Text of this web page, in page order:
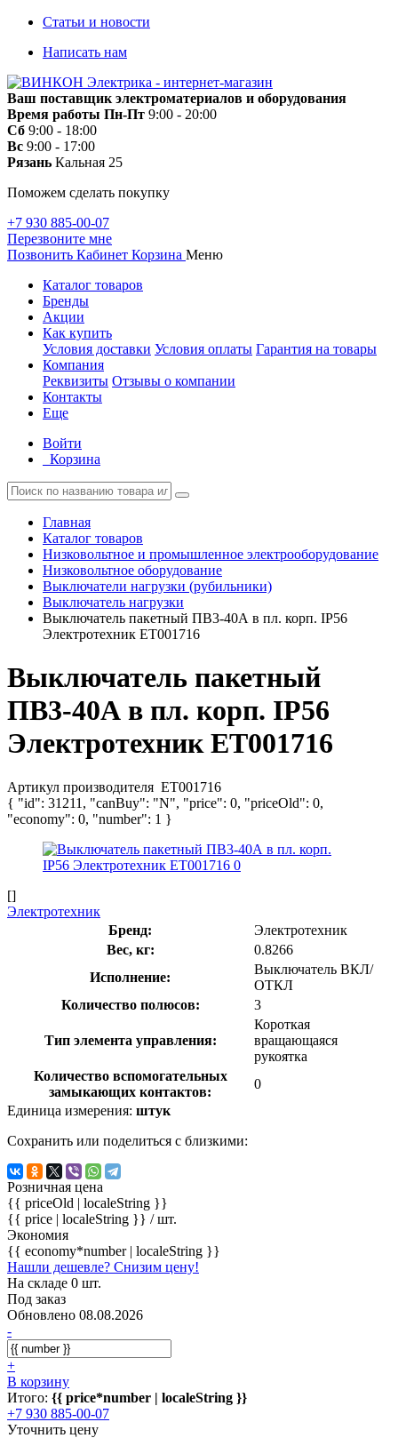
Статьи и новости
Написать нам
Ваш поставщик электроматериалов и оборудования
Время работы Пн-Пт 9:00 - 20:00
Сб 9:00 - 18:00
Вс 9:00 - 17:00
Рязань Кальная 25
Поможем сделать покупку
+7 930 885-00-07
Перезвоните мне
Позвонить Кабинет Корзина Меню
Каталог товаров
Бренды
Акции
Как купить
Условия доставки Условия оплаты Гарантия на товары
Компания
Реквизиты Отзывы о компании
Контакты
Еще
Войти
Корзина
Главная
Каталог товаров
Низковольтное и промышленное электрооборудование
Низковольтное оборудование
Выключатели нагрузки (рубильники)
Выключатель нагрузки
Выключатель пакетный ПВ3-40А в пл. корп. IP56
Электротехник ET001716
Выключатель пакетный
ПВ3-40А в пл. корп. IP56
Электротехник ET001716
Артикул производителя ET001716
{ "id": 31211, "canBuy": "N", "price": 0, "priceOld": 0,
"economy": 0, "number": 1 }
[]
Электротехник
Бренд:
Электротехник
Вес, кг:
0.8266
Исполнение:
Выключатель ВКЛ/
ОТКЛ
Количество полюсов:
3
Тип элемента управления:
Короткая
вращающаяся
рукоятка
Количество вспомогательных
замыкающих контактов:
0
Единица измерения: штук
Сохранить или поделиться с близкими:
Розничная цена
{{ priceOld | localeString }}
{{ price | localeString }} / шт.
Экономия
{{ economy*number | localeString }}
Нашли дешевле? Снизим цену!
На складе 0 шт.
Под заказ
Обновлено 08.08.2026
-
+
В корзину
Итого: {{ price*number | localeString }}
+7 930 885-00-07
Уточнить цену